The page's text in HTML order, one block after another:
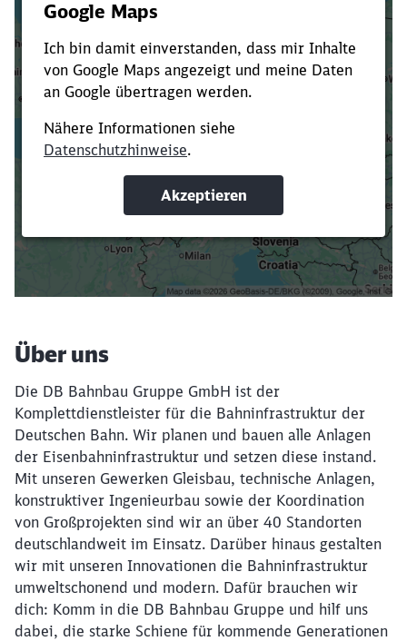
Verkürze die Ladezeit, indem du Suchbegriffe
oder Filter hinzufügst.
Suchbegriffe eingeben
Filter setzen
Über uns
Die DB Bahnbau Gruppe GmbH ist der
Komplettdienstleister für die Bahninfrastruktur der
Deutschen Bahn. Wir planen und bauen alle Anlagen
der Eisenbahninfrastruktur und setzen diese instand.
Mit unseren Gewerken Gleisbau, technische Anlagen,
konstruktiver Ingenieurbau sowie der Koordination
von Großprojekten sind wir an über 40 Standorten
deutschlandweit im Einsatz. Darüber hinaus gestalten
wir mit unseren Innovationen die Bahninfrastruktur
umweltschonend und modern. Dafür brauchen wir
dich: Komm in die DB Bahnbau Gruppe und hilf uns
dabei, die starke Schiene für kommende Generationen